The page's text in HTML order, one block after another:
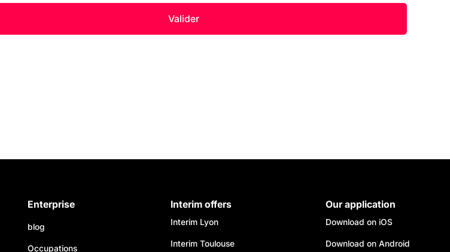
Enterprise
blog
Occupations
Interim offers
Interim Lyon
Interim Toulouse
Our application
Download on iOS
Download on Android